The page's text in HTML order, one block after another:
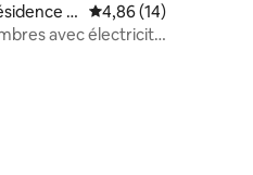
⋅
Évaluation moyenne
4,86 (14)
avec électricité